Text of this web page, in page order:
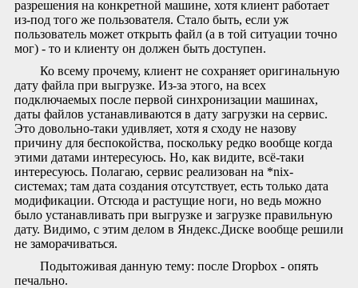
разрешения на конкретной машине, хотя клиент работает
из-под того же пользователя. Стало быть, если уж
пользователь может открыть файл (а в той ситуации точно
мог) - то и клиенту он должен быть доступен.
Ко всему прочему, клиент не сохраняет оригинальную
дату файла при выгрузке. Из-за этого, на всех
подключаемых после первой синхронизации машинах,
даты файлов устанавливаются в дату загрузки на сервис.
Это довольно-таки удивляет, хотя я сходу не назову
причину для беспокойства, поскольку редко вообще когда
этими датами интересуюсь. Но, как видите, всё-таки
интересуюсь. Полагаю, сервис реализован на *nix-
системах; там дата создания отсутствует, есть только дата
модификации. Отсюда и растущие ноги, но ведь можно
было устанавливать при выгрузке и загрузке правильную
дату. Видимо, с этим делом в Яндекс.Диске вообще решили
не заморачиваться.
Подытоживая данную тему: после Dropbox - опять
печально.